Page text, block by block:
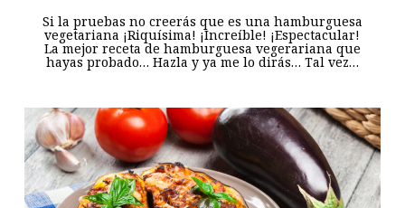
Si la pruebas no creerás que es una hamburguesa
vegetariana ¡Riquísima! ¡Increíble! ¡Espectacular!
La mejor receta de hamburguesa vegerariana que
hayas probado… Hazla y ya me lo dirás… Tal vez…